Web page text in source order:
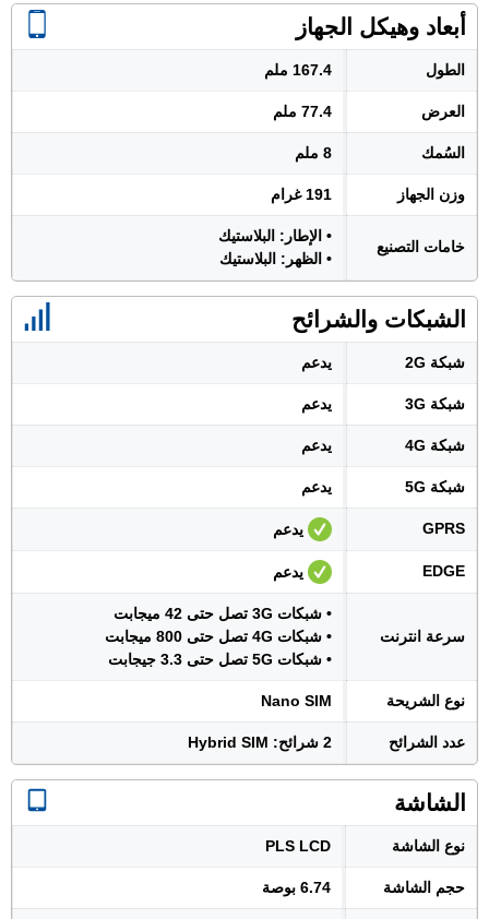
أبعاد وهيكل الجهاز
الطول 167.4 ملم
العرض 77.4 ملم
السُمك 8 ملم
وزن الجهاز 191 غرام
خامات التصنيع
• الإطار: البلاستيك
• الظهر: البلاستيك
الشبكات والشرائح
شبكة 2G يدعم
شبكة 3G يدعم
شبكة 4G يدعم
شبكة 5G يدعم
GPRS يدعم
EDGE يدعم
سرعة انترنت
• شبكات 3G تصل حتى 42 ميجابت
• شبكات 4G تصل حتى 800 ميجابت
• شبكات 5G تصل حتى 3.3 جيجابت
نوع الشريحة Nano SIM
عدد الشرائح 2 شرائح: Hybrid SIM
الشاشة
نوع الشاشة PLS LCD
حجم الشاشة 6.74 بوصة